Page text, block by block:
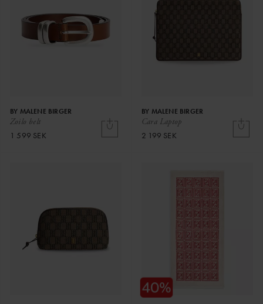
Zoilo belt
BY MALENE BIRGER
1 599 SEK
Cara Laptop
BY MALENE BIRGER
2 199 SEK